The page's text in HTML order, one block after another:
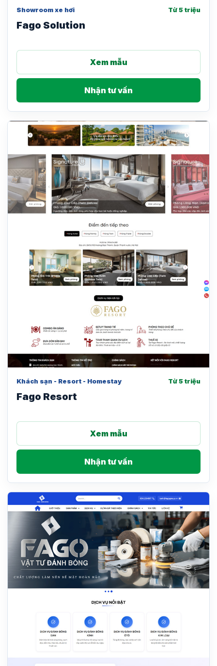
Showroom xe hơi Từ 5 triệu
Fago Solution
Xem mẫu
Nhận tư vấn
Khách sạn - Resort - Homestay Từ 5 triệu
Fago Resort
Xem mẫu
Nhận tư vấn